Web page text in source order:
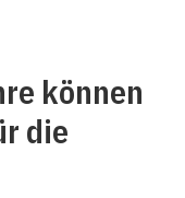
können
die